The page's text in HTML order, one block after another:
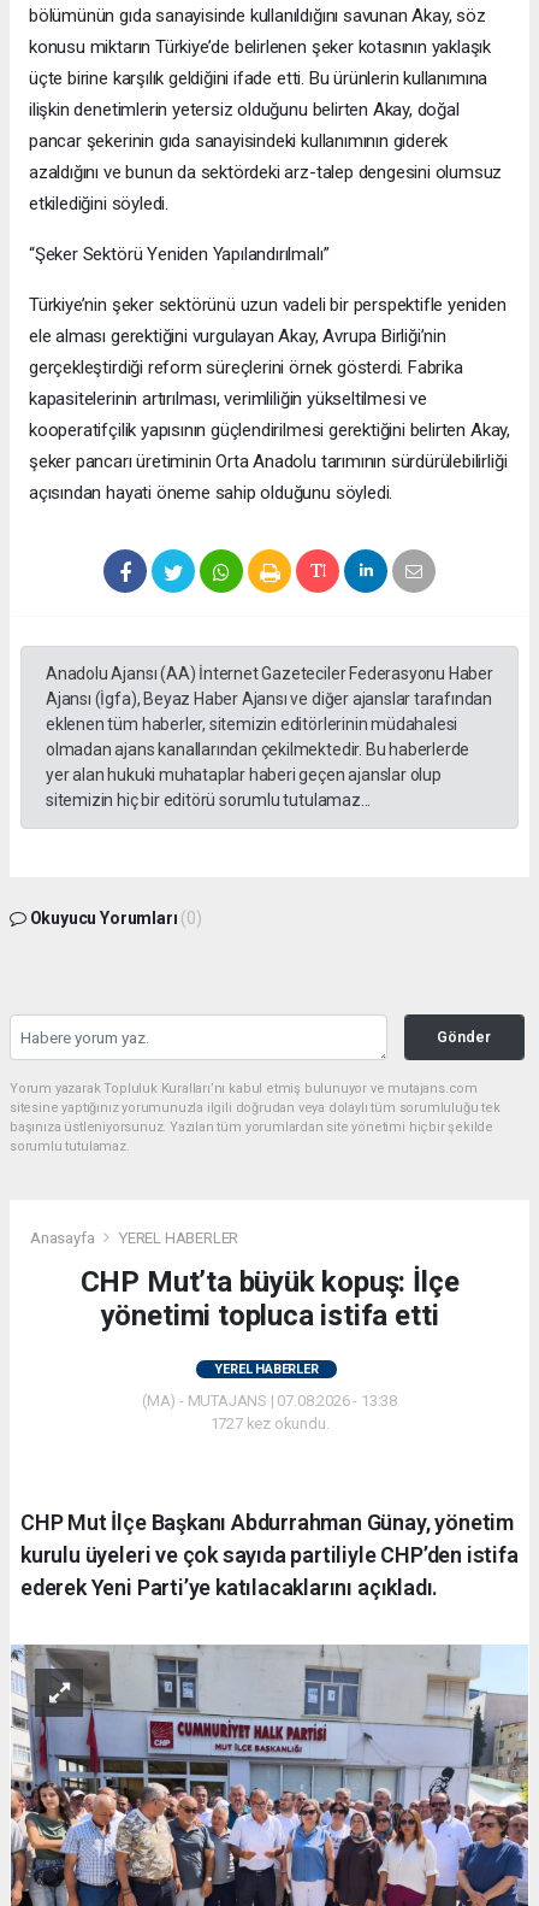
bölümünün gıda sanayisinde kullanıldığını savunan Akay, söz
konusu miktarın Türkiye’de belirlenen şeker kotasının yaklaşık
üçte birine karşılık geldiğini ifade etti. Bu ürünlerin kullanımına
ilişkin denetimlerin yetersiz olduğunu belirten Akay, doğal
pancar şekerinin gıda sanayisindeki kullanımının giderek
azaldığını ve bunun da sektördeki arz-talep dengesini olumsuz
etkilediğini söyledi.
“Şeker Sektörü Yeniden Yapılandırılmalı”
Türkiye’nin şeker sektörünü uzun vadeli bir perspektifle yeniden
ele alması gerektiğini vurgulayan Akay, Avrupa Birliği’nin
gerçekleştirdiği reform süreçlerini örnek gösterdi. Fabrika
kapasitelerinin artırılması, verimliliğin yükseltilmesi ve
kooperatifçilik yapısının güçlendirilmesi gerektiğini belirten Akay,
şeker pancarı üretiminin Orta Anadolu tarımının sürdürülebilirliği
açısından hayati öneme sahip olduğunu söyledi.
Anadolu Ajansı (AA) İnternet Gazeteciler Federasyonu Haber
Ajansı (İgfa), Beyaz Haber Ajansı ve diğer ajanslar tarafından
eklenen tüm haberler, sitemizin editörlerinin müdahalesi
olmadan ajans kanallarından çekilmektedir. Bu haberlerde
yer alan hukuki muhataplar haberi geçen ajanslar olup
sitemizin hiç bir editörü sorumlu tutulamaz...
Okuyucu Yorumları (0)
Gönder
Yorum yazarak Topluluk Kuralları’nı kabul etmiş bulunuyor ve mutajans.com
sitesine yaptığınız yorumunuzla ilgili doğrudan veya dolaylı tüm sorumluluğu tek
başınıza üstleniyorsunuz. Yazılan tüm yorumlardan site yönetimi hiçbir şekilde
sorumlu tutulamaz.
Anasayfa YEREL HABERLER
CHP Mut’ta büyük kopuş: İlçe
yönetimi topluca istifa etti
YEREL HABERLER
(MA) - MUTAJANS | 07.08.2026 - 13:38
1727 kez okundu.
CHP Mut İlçe Başkanı Abdurrahman Günay, yönetim
kurulu üyeleri ve çok sayıda partiliyle CHP’den istifa
ederek Yeni Parti’ye katılacaklarını açıkladı.